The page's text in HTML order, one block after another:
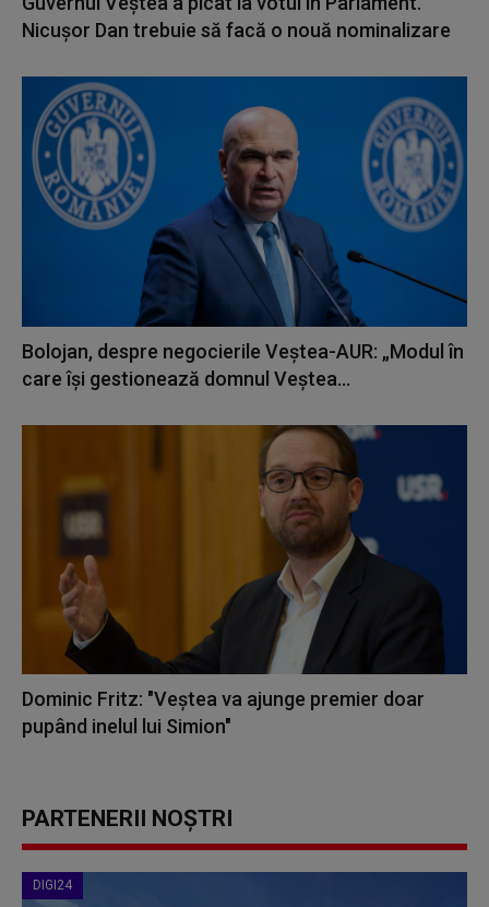
Nicușor Dan trebuie să facă o nouă nominalizare
Bolojan, despre negocierile Veştea-AUR: „Modul în
care îşi gestionează domnul Veştea...
Dominic Fritz: "Veştea va ajunge premier doar
pupând inelul lui Simion"
PARTENERII NOȘTRI
DIGI24